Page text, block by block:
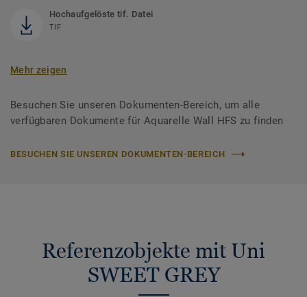
Hochaufgelöste tif. Datei
TIF
Mehr zeigen
Besuchen Sie unseren Dokumenten-Bereich, um alle
verfügbaren Dokumente für Aquarelle Wall HFS zu finden
BESUCHEN SIE UNSEREN DOKUMENTEN-BEREICH
Referenzobjekte mit Uni
SWEET GREY